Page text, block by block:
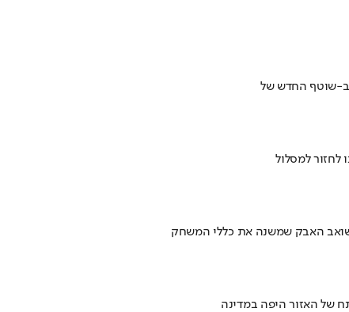
למסלול
האבק שמשנה את כללי המשחק